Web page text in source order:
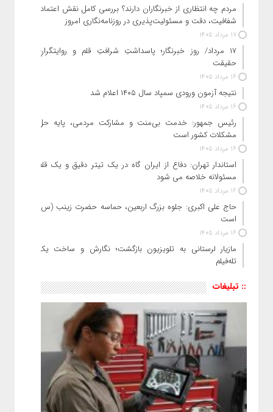
مردم چه انتظاری از خبرنگاران دارند؟ بررسی کامل نقش اعتماد،
شفافیت، دقت و مسئولیت‌پذیری در روزنامه‌نگاری امروز
17 مرداد 1405
۱۷ مرداد/ روز خبرنگار؛ پاسداشتِ شرافتِ قلم و روایتگرانِ
حقیقت
16 مرداد 1405
نتیجه آزمون ورودی سمپاد سال ۱۴۰۵ اعلام شد
16 مرداد 1405
رئیس جمهور: خدمت بی‌منت و مشارکت مردمی، پایه حل
مشکلات کشور است
16 مرداد 1405
استاندار تهران: دفاع از ایران گاه در یک تیتر دقیق و یک قلم
مسئولانه خلاصه می شود
16 مرداد 1405
حاج‌ علی‌ اکبری: جلوه بزرگ اربعین، حماسه حضرت زینب (س)
است
16 مرداد 1405
مازیار لرستانی به تلویزیون بازگشت؛ نگارش و ساخت یک
تله‌فیلم
:: تبلیغات